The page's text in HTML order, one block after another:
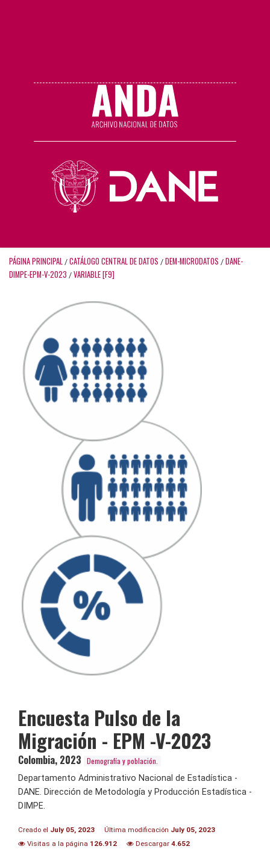
PÁGINA PRINCIPAL / CATÁLOGO CENTRAL DE DATOS / DEM-MICRODATOS / DANE-
DIMPE-EPM-V-2023 / VARIABLE [F9]
Encuesta Pulso de la
Migración - EPM -V-2023
Colombia, 2023 Demografía y población.
Departamento Administrativo Nacional de Estadística -
DANE. Dirección de Metodología y Producción Estadística -
DIMPE.
Creado el July 05, 2023 Última modificación July 05, 2023
Visitas a la página 126.912 Descargar 4.652